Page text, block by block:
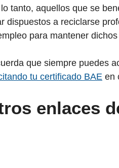
tanto, aquellos que se
dispuestos a reciclarse
para mantener
que siempre puedes
tu certificado BAE en
enlaces